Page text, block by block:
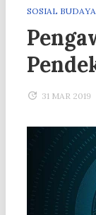
SOSIAL BUDAYA
31 MAR 2019